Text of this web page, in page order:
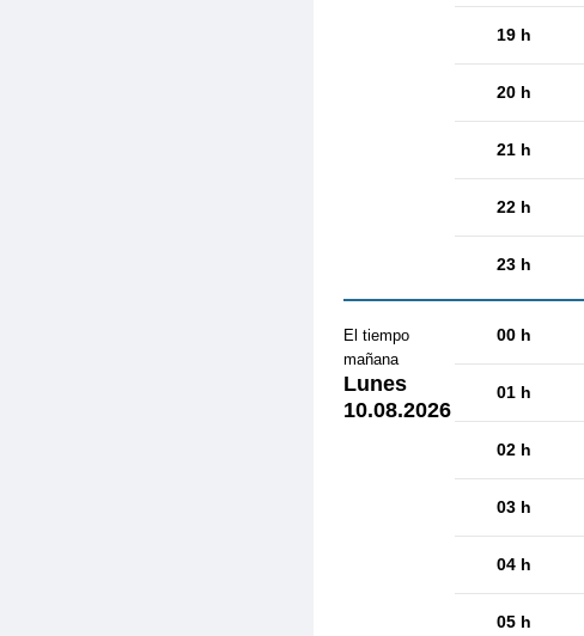
19 h
20 h
21 h
22 h
23 h
El tiempo
mañana
Lunes
10.08.2026
00 h
01 h
02 h
03 h
04 h
05 h